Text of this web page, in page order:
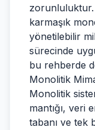
zorunluluktur.
karmaşık
yönetilebilir
sürecinde
bu rehberde
Monolitik
Monolitik
mantığı, veri
tabanı ve tek